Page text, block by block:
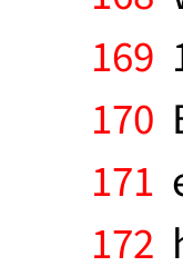
169
170
171
172